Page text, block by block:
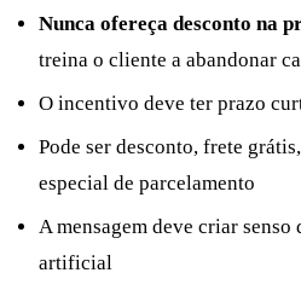
Nunca ofereça desconto na
treina o cliente a abandonar
O incentivo deve ter prazo
Pode ser desconto, frete
especial de parcelamento
A mensagem deve criar senso
artificial